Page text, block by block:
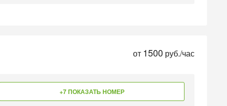
от 1500 руб./час
+7 ПОКАЗАТЬ НОМЕР